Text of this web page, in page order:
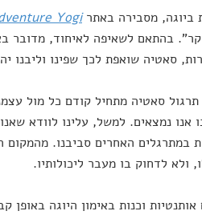
ביוגה, מסבירה באתרYogi
בהתאם לשאיפה לאיחוד, מדובר
סאטיה שואפת לכך שפינו וליבנו
סאטיה מתחיל קודם כל מול
אנו נמצאים. למשל, עלינו לוודא
במתרגלים האחרים סביבנו.
ולא לדחוק בו מעבר ליכולותיו.
וכנות באימון היוגה